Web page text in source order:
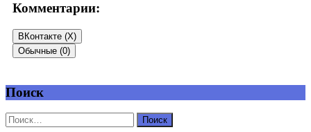
Комментарии:
ВКонтакте (X)
Обычные (0)
Добавить комментарий
Ваш адрес email не будет опубликован.
Поиск